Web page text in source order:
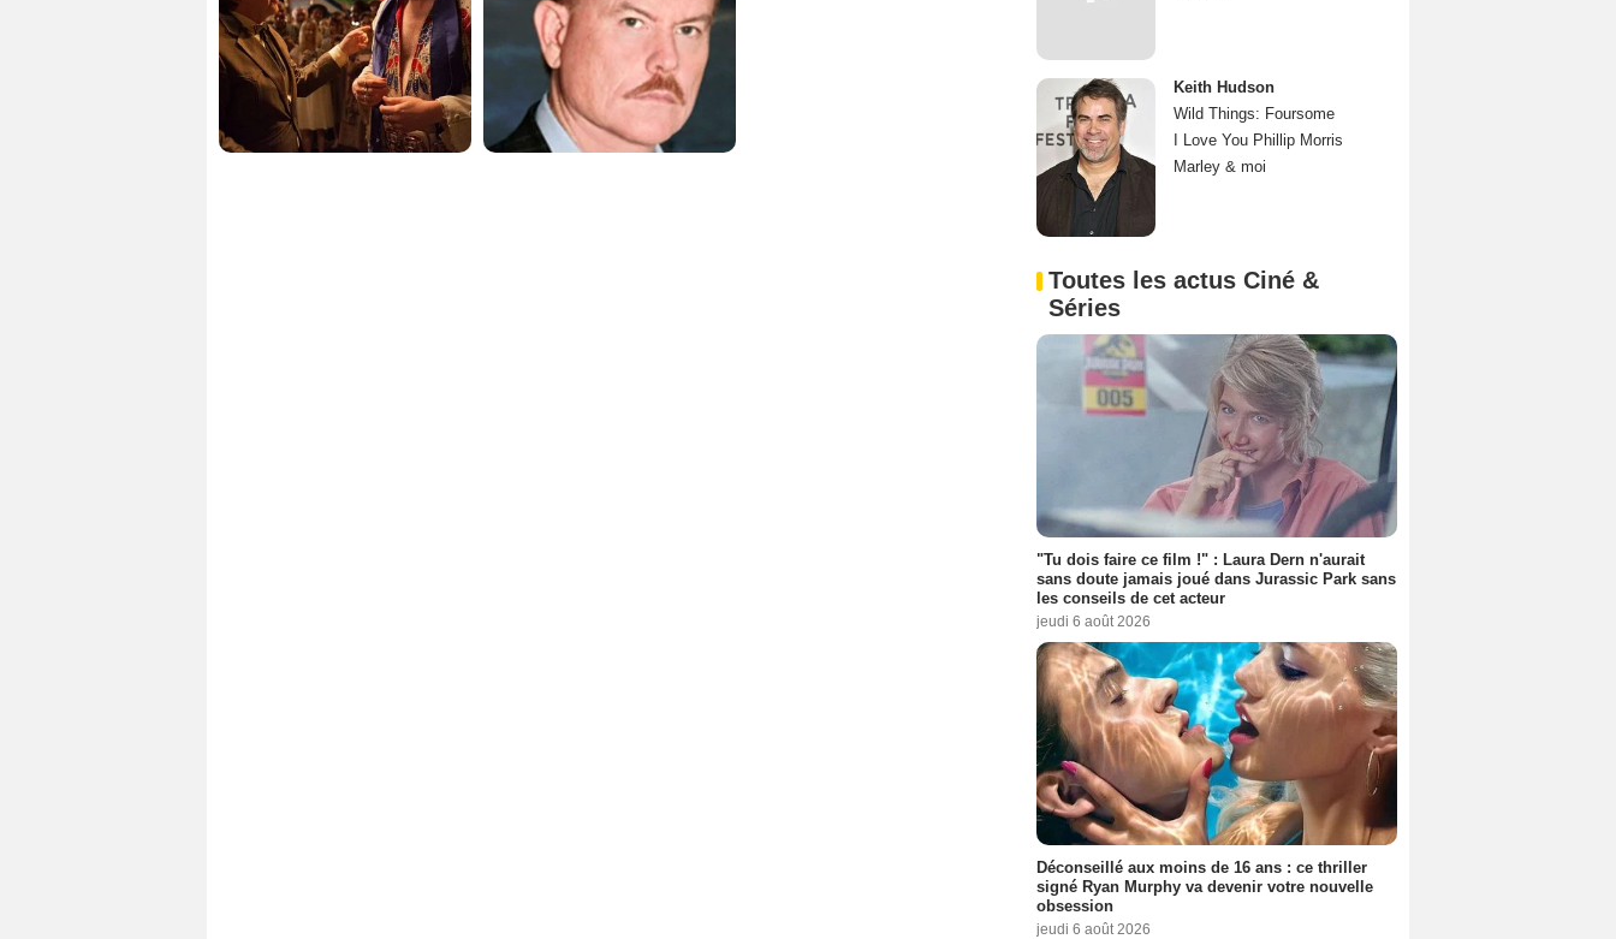
Keith Hudson
Wild Things: Foursome
I Love You Phillip Morris
Marley & moi
Toutes les actus Ciné &
Séries
"Tu dois faire ce film !" : Laura Dern n'aurait
sans doute jamais joué dans Jurassic Park sans
les conseils de cet acteur
jeudi 6 août 2026
Déconseillé aux moins de 16 ans : ce thriller
signé Ryan Murphy va devenir votre nouvelle
obsession
jeudi 6 août 2026